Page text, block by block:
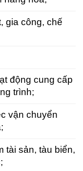
gia công, chế
động cung cấp
trình;
vận chuyển
tài sản, tàu biển,